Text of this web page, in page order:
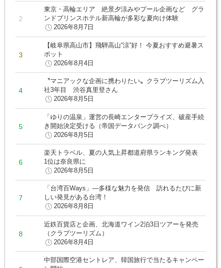
東京・高輪エリア 絶景夕涼みやプール企画など グラ
ンドプリンスホテル新高輪が多彩な夏向け体験
2026年8月7日
【岐阜県高山市】飛騨高山“涼”好！ 今夏おすすめ避暑ス
ポット
2026年8月4日
〝マニアックな企画に携わりたい〟クラブツーリズム入
社3年目 渋谷真里登さん
2026年8月5日
「ゆりの温泉」運営の長崎エンタープライズ、破産手続
き開始決定受ける（帝国データバンク調べ）
2026年8月5日
楽天トラベル、夏の人気上昇都道府県ランキング発表
1位は奈良県に
2026年8月5日
「台湾百Ways」―多様な魅力を発信 訪れるたびに新
しい発見がある台湾！
2026年8月8日
近鉄百貨店と企画、北海道ワイン2泊3日ツアーを発売
（クラブツーリズム）
2026年8月4日
中部国際空港セントレア、韓国旅行で当たるキャンペー